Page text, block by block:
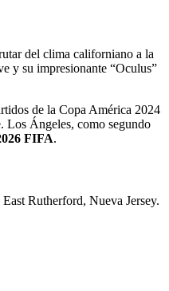
del clima californiano a la
y su impresionante “Oculus”
de la Copa América 2024
Los Ángeles, como segundo
FIFA.
Rutherford, Nueva Jersey.